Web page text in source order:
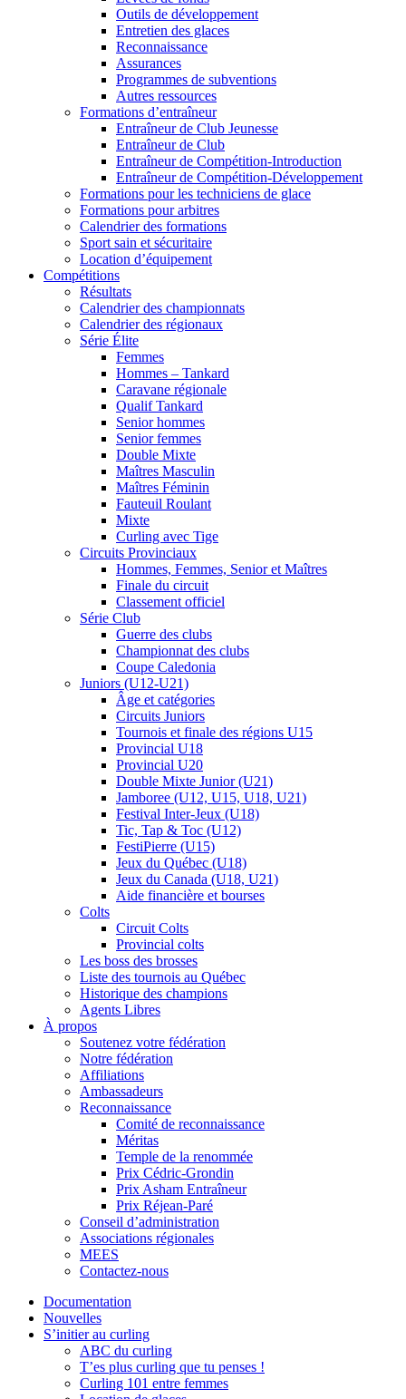
Outils de développement
Entretien des glaces
Reconnaissance
Assurances
Programmes de subventions
Autres ressources
Formations d’entraîneur
Entraîneur de Club Jeunesse
Entraîneur de Club
Entraîneur de Compétition-Introduction
Entraîneur de Compétition-Développement
Formations pour les techniciens de glace
Formations pour arbitres
Calendrier des formations
Sport sain et sécuritaire
Location d’équipement
Compétitions
Résultats
Calendrier des championnats
Calendrier des régionaux
Série Élite
Femmes
Hommes – Tankard
Caravane régionale
Qualif Tankard
Senior hommes
Senior femmes
Double Mixte
Maîtres Masculin
Maîtres Féminin
Fauteuil Roulant
Mixte
Curling avec Tige
Circuits Provinciaux
Hommes, Femmes, Senior et Maîtres
Finale du circuit
Classement officiel
Série Club
Guerre des clubs
Championnat des clubs
Coupe Caledonia
Juniors (U12-U21)
Âge et catégories
Circuits Juniors
Tournois et finale des régions U15
Provincial U18
Provincial U20
Double Mixte Junior (U21)
Jamboree (U12, U15, U18, U21)
Festival Inter-Jeux (U18)
Tic, Tap & Toc (U12)
FestiPierre (U15)
Jeux du Québec (U18)
Jeux du Canada (U18, U21)
Aide financière et bourses
Colts
Circuit Colts
Provincial colts
Les boss des brosses
Liste des tournois au Québec
Historique des champions
Agents Libres
À propos
Soutenez votre fédération
Notre fédération
Affiliations
Ambassadeurs
Reconnaissance
Comité de reconnaissance
Méritas
Temple de la renommée
Prix Cédric-Grondin
Prix Asham Entraîneur
Prix Réjean-Paré
Conseil d’administration
Associations régionales
MEES
Contactez-nous
Documentation
Nouvelles
S’initier au curling
ABC du curling
T’es plus curling que tu penses !
Curling 101 entre femmes